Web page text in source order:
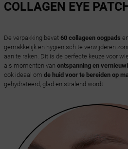
COLLAGEN EYE
De verpakking bevat 60 collageen oogpads
gemakkelijk en hygiënisch te verwijderen
aan te raken. Dit is de perfecte keuze voor
als momenten van ontspanning en
ook ideaal om de huid voor te bereiden op
gehydrateerd, glad en stralend wordt.